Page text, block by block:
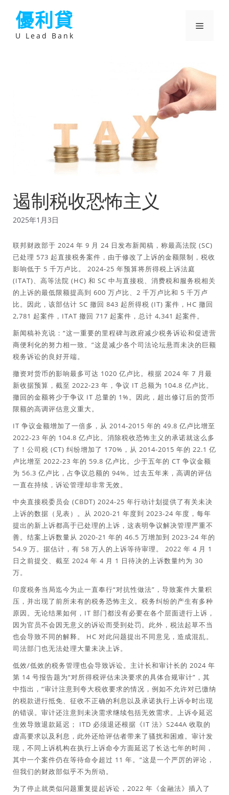
優利貸
U Lead Bank
選
遏制税收恐怖主义
2025年1月3日
联邦财政部于 2024 年 9 月 24 日发布新闻稿，称最高法院 (SC)
已处理 573 起直接税务案件，由于修改了上诉的金额限制，税收
影响低于 5 千万卢比。 2024-25 年预算将所得税上诉法庭
(ITAT)、高等法院 (HC) 和 SC 中与直接税、消费税和服务税相关
的上诉的最低限额提高到 600 万卢比、2 千万卢比和 5 千万卢
比。因此，该部估计 SC 撤回 843 起所得税 (IT) 案件，HC 撤回
2,781 起案件，ITAT 撤回 717 起案件，总计 4,341 起案件。
新闻稿补充说：“这一重要的里程碑与政府减少税务诉讼和促进营
商便利化的努力相一致。”这是减少各个司法论坛悬而未决的巨额
税务诉讼的良好开端。
撤资对货币的影响最多可达 1020 亿卢比。根据 2024 年 7 月最
新收据预算，截至 2022-23 年，争议 IT 总额为 104.8 亿卢比。
撤回的金额将少于争议 IT 总量的 1%。因此，超出修订后的货币
限额的高调评估意义重大。
IT 争议金额增加了一倍多，从 2014-2015 年的 49.8 亿卢比增至
2022-23 年的 104.8 亿卢比。消除税收恐怖主义的承诺就这么多
了！公司税 (CT) 纠纷增加了 170%，从 2014-2015 年的 22.1 亿
卢比增至 2022-23 年的 59.8 亿卢比。少于五年的 CT 争议金额
为 56.3 亿卢比，占争议总额的 94%。过去五年来，高调的评估
一直在持续，诉讼管理却非常无效。
中央直接税委员会 (CBDT) 2024-25 年行动计划提供了有关未决
上诉的数据（见表）。从 2020-21 年度到 2023-24 年度，每年
提出的新上诉都高于已处理的上诉，这表明争议解决管理严重不
善。结案上诉数量从 2020-21 年的 46.5 万增加到 2023-24 年的
54.9 万。据估计，有 58 万人的上诉等待审理。 2022 年 4 月 1
日之前提交、截至 2024 年 4 月 1 日待决的上诉数量约为 30
万。
印度税务当局迄今为止一直奉行“对抗性做法”，导致案件大量积
压，并出现了前所未有的税务恐怖主义。税务纠纷的产生有多种
原因。无论结果如何，IT 部门都没有必要在各个层面进行上诉，
因为官员不会因无意义的诉讼而受到处罚。此外，税法起草不当
也会导致不同的解释。 HC 对此问题提出不同意见，造成混乱。
司法部门也无法处理大量未决上诉。
低效/低效的税务管理也会导致诉讼。主计长和审计长的 2024 年
第 14 号报告题为“对所得税评估未决要求的具体合规审计”，其
中指出，“审计注意到夸大税收要求的情况，例如不允许对已缴纳
的税款进行抵免、征收不正确的利息以及承诺执行上诉令时出现
的错误。审计还注意到未决需求继续包括无效需求。上诉令延迟
生效导致退款延迟； ITD 必须退还根据《IT 法》S244A 收取的
虚高要求以及利息，此外还给评估者带来了骚扰和困难。审计发
现，不同上诉机构在执行上诉命令方面延迟了长达七年的时间，
其中一个案件仍在等待命令超过 11 年。”这是一个严厉的评论，
但我们的财政部似乎不为所动。
为了停止就类似问题重复提起诉讼，2022 年《金融法》插入了